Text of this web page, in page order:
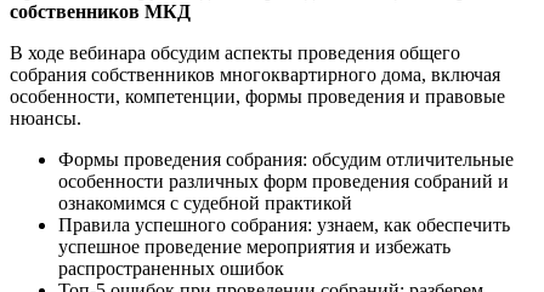
собственников МКД
В ходе вебинара обсудим аспекты проведения общего
собрания собственников многоквартирного дома, включая
особенности, компетенции, формы проведения и правовые
нюансы.
Формы проведения собрания: обсудим отличительные
особенности различных форм проведения собраний и
ознакомимся с судебной практикой
Правила успешного собрания: узнаем, как обеспечить
успешное проведение мероприятия и избежать
распространенных ошибок